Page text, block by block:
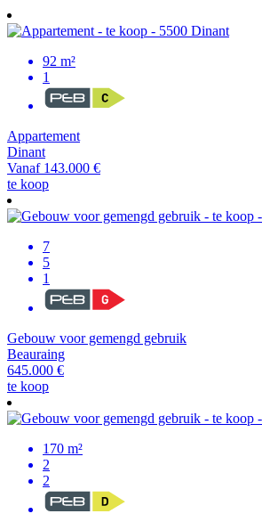
92 m²
1
Appartement
Dinant
Vanaf 143.000 €
te koop
7
5
1
Gebouw voor gemengd gebruik
Beauraing
645.000 €
te koop
170 m²
2
2